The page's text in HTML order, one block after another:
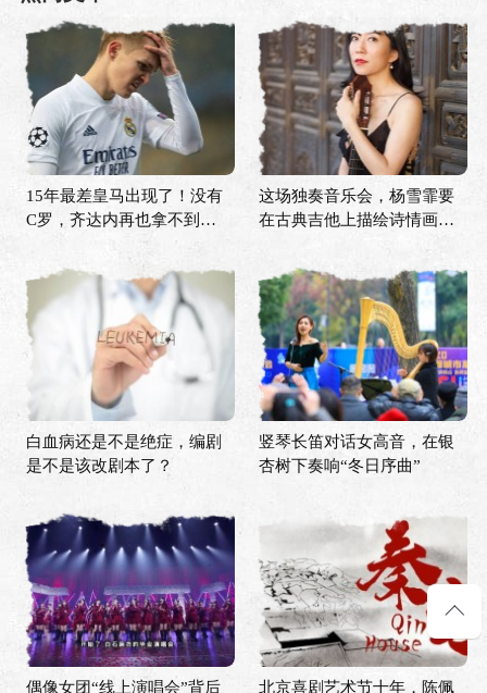
15年最差皇马出现了！没有
C罗，齐达内再也拿不到欧
这场独奏音乐会，杨雪霏要
在古典吉他上描绘诗情画意
白血病还是不是绝症，编剧
是不是该改剧本了？
竖琴长笛对话女高音，在银
杏树下奏响“冬日序曲”
偶像女团“线上演唱会”背后 北京喜剧艺术节十年，陈佩